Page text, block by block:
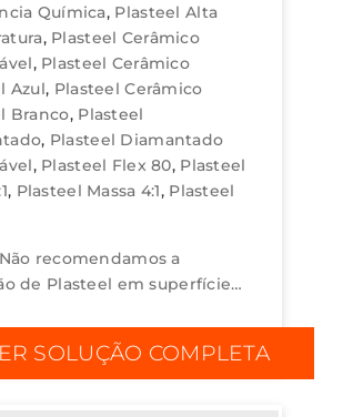
Química Plasteel Alta
Plasteel Cerâmico
Plasteel Cerâmico
Azul Plasteel Cerâmico
Branco Plasteel
Plasteel Diamantado
Plasteel Flex 80 Plasteel
Plasteel Massa 4:1 Plasteel
Não recomendamos a
de Plasteel em superfícies
a quente. Aplique o
com a su...
SOLUÇÃO COMPLETA